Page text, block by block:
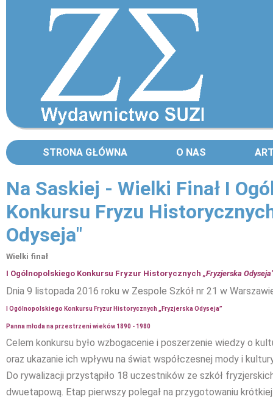
STRONA GŁÓWNA O NAS
Na Saskiej - Wielki Finał I
Konkursu Fryzu
Odyseja"
Wielki finał
I Ogólnopolskiego Konkursu Fryzur Historycznych „Fryzjerska
Dnia 9 listopada 2016 roku w Zespole Szkół nr 21 w
I Ogólnopolskiego Konkursu Fryzur Historycznych „Fryzjerska Odyseja”
Panna młoda na przestrzeni wieków 1890 - 1980
Celem konkursu było wzbogacenie i poszerzenie wiedzy o
oraz ukazanie ich wpływu na świat współczesnej mody i
Do rywalizacji przystąpiło 18 uczestników ze szkół
dwuetapową. Etap pierwszy polegał na przygotowaniu